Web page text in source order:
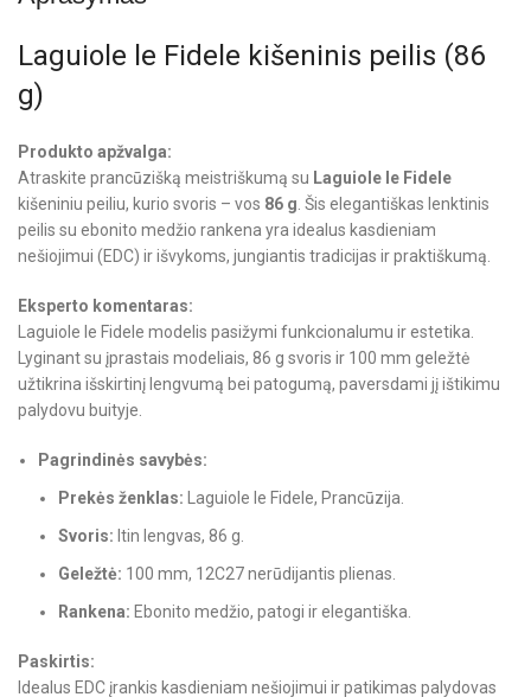
Laguiole le Fidele kišeninis peilis (86
g)
Produkto apžvalga:
Atraskite prancūzišką meistriškumą su Laguiole le Fidele
kišeniniu peiliu, kurio svoris – vos 86 g . Šis elegantiškas lenktinis
peilis su ebonito medžio rankena yra idealus kasdieniam
nešiojimui (EDC) ir išvykoms, jungiantis tradicijas ir praktiškumą.
Eksperto komentaras:
Laguiole le Fidele modelis pasižymi funkcionalumu ir estetika.
Lyginant su įprastais modeliais, 86 g svoris ir 100 mm geležtė
užtikrina išskirtinį lengvumą bei patogumą, paversdami jį ištikimu
palydovu buityje.
Pagrindinės savybės:
Prekės ženklas: Laguiole le Fidele, Prancūzija.
Svoris: Itin lengvas, 86 g.
Geležtė: 100 mm, 12C27 nerūdijantis plienas.
Rankena: Ebonito medžio, patogi ir elegantiška.
Paskirtis:
Idealus EDC įrankis kasdieniam nešiojimui ir patikimas palydovas